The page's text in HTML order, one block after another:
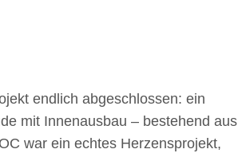
endlich abgeschlossen: ein
mit Innenausbau – bestehend aus
war ein echtes Herzensprojekt,